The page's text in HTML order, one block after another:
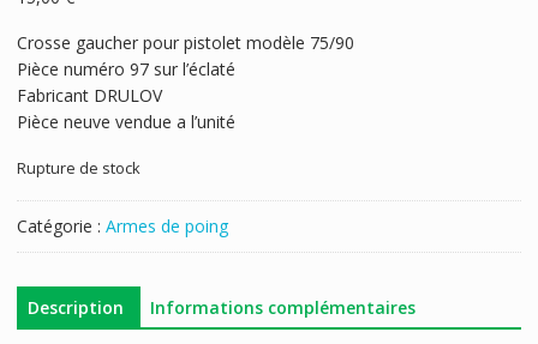
Crosse gaucher pour pistolet modèle 75/90
Pièce numéro 97 sur l’éclaté
Fabricant DRULOV
Pièce neuve vendue a l’unité
Rupture de stock
Catégorie : Armes de poing
Description Informations complémentaires